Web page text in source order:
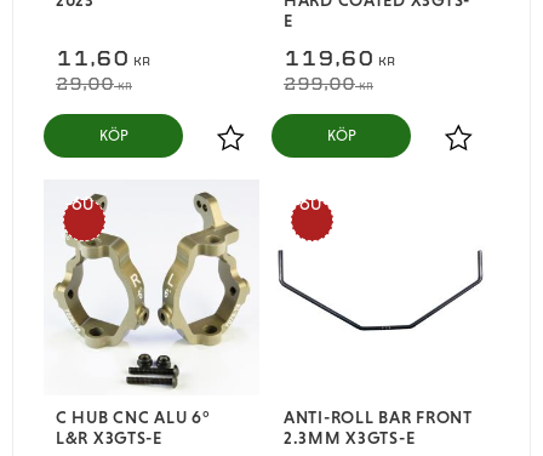
11,60 KR
29,00KR
Lägg till i favoriter
KÖP
E
119,60 KR
299,00KR
Lägg till i
KÖP
C HUB CNC ALU 6°
L&R X3GTS-E
60
%
ANTI-ROLL BAR FRONT
2.3MM X3GTS-E
60
%